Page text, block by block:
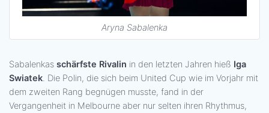
Aryna Sabalenka
Sabalenkas schärfste Rivalin in den letzten Jahren hieß Iga
Swiatek . Die Polin, die sich beim United Cup wie im Vorjahr mit
dem zweiten Rang begnügen musste, fand in der
Vergangenheit in Melbourne aber nur selten ihren Rhythmus,